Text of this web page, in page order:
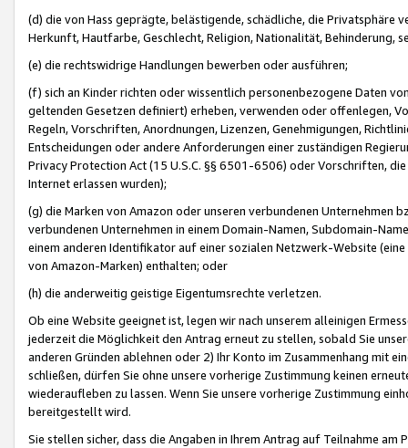
(d) die von Hass geprägte, belästigende, schädliche, die Privatsphäre
Herkunft, Hautfarbe, Geschlecht, Religion, Nationalität, Behinderung,
(e) die rechtswidrige Handlungen bewerben oder ausführen;
(f) sich an Kinder richten oder wissentlich personenbezogene Daten
geltenden Gesetzen definiert) erheben, verwenden oder offenlegen,
Regeln, Vorschriften, Anordnungen, Lizenzen, Genehmigungen,
Entscheidungen oder andere Anforderungen einer zuständigen
Privacy Protection Act (15 U.S.C. §§ 6501-6506) oder Vorschriften,
Internet erlassen wurden);
(g) die Marken von Amazon oder unseren verbundenen Unternehmen
verbundenen Unternehmen in einem Domain-Namen, Subdomain-
einem anderen Identifikator auf einer sozialen Netzwerk-Website
von Amazon-Marken) enthalten; oder
(h) die anderweitig geistige Eigentumsrechte verletzen.
Ob eine Website geeignet ist, legen wir nach unserem alleinigen
jederzeit die Möglichkeit den Antrag erneut zu stellen, sobald Sie
anderen Gründen ablehnen oder 2) Ihr Konto im Zusammenhang mit
schließen, dürfen Sie ohne unsere vorherige Zustimmung keinen
wiederaufleben zu lassen. Wenn Sie unsere vorherige Zustimmung
bereitgestellt wird.
Sie stellen sicher, dass die Angaben in Ihrem Antrag auf Teilnahme